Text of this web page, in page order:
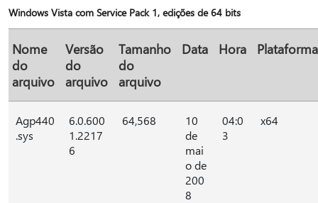
Windows Vista com Service Pack 1, edições de 64 bits
Nome
do
arquivo
Versão
do
arquivo
Tamanho
do
arquivo
Data Hora Plataforma
Agp440
.sys
6.0.600
1.2217
6
64,568
10
de
mai
o de
200
8
04:0
3
x64